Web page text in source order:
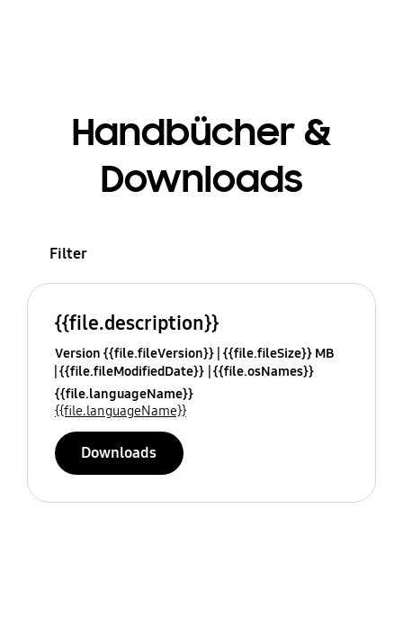
Handbücher &
Downloads
Filter
{{file.description}}
Version {{file.fileVersion}} {{file.fileSize}} MB
{{file.fileModifiedDate}} {{file.osNames}}
{{file.languageName}}
{{file.languageName}}
Downloads